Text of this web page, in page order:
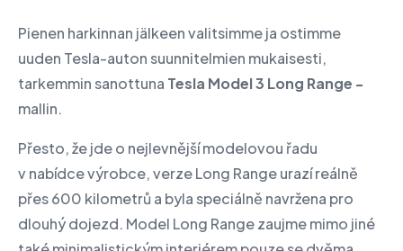
Pienen harkinnan jälkeen valitsimme ja ostimme
uuden Tesla-auton suunnitelmien mukaisesti,
tarkemmin sanottuna Tesla Model 3 Long Range -
mallin.
Přesto, že jde o nejlevnější modelovou řadu
v nabídce výrobce, verze Long Range urazí reálně
přes 600 kilometrů a byla speciálně navržena pro
dlouhý dojezd. Model Long Range zaujme mimo jiné